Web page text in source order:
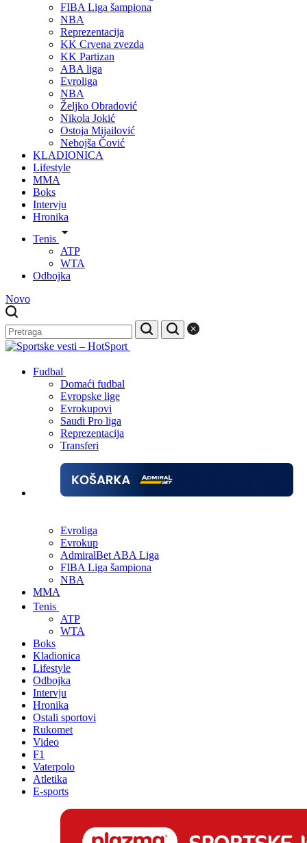
FIBA Liga šampiona
NBA
Reprezentacija
KK Crvena zvezda
KK Partizan
ABA liga
Evroliga
NBA
Željko Obradović
Nikola Jokić
Ostoja Mijailović
Nebojša Čović
KLADIONICA
Lifestyle
MMA
Boks
Intervju
Hronika
Tenis
ATP
WTA
Odbojka
Novo
Fudbal
Domaći fudbal
Evropske lige
Evrokupovi
Saudi Pro liga
Reprezentacija
Transferi
Evroliga
Evrokup
AdmiralBet ABA Liga
FIBA Liga šampiona
NBA
MMA
Tenis
ATP
WTA
Boks
Kladionica
Lifestyle
Odbojka
Intervju
Hronika
Ostali sportovi
Rukomet
Video
F1
Vaterpolo
Atletika
E-sports